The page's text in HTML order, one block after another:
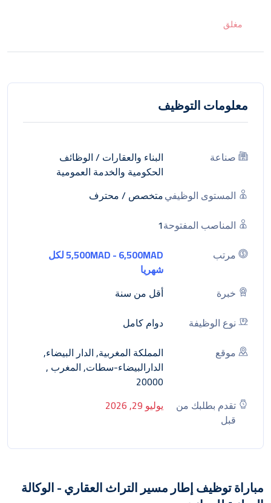
مغلق
معلومات التوظيف
صناعة البناء والعقارات/الوظائف
الحكومية والخدمة العمومية
المستوى الوظيفيمتخصص / محترف
المناصب المفتوحة1
مرتب
5,500MAD - 6,500MAD لكل
شهريا
خبرة
أقل من سنة
نوع الوظيفة
دوام كامل
موقع
المملكة المغربية, الدار البيضاء,
الدارالبيضاء-سطات, المغرب ,
20000
تقدم بطلبك من
قبل
يوليو 29, 2026
مباراة توظيف إطار مسير التراث العقاري - الوكالة